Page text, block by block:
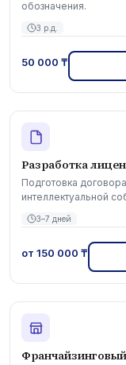
обозначения.
3 р.д.
50 000 ₸
Разработка
Подготовка
интеллектуальной
3–7 дней
от 150 000 ₸